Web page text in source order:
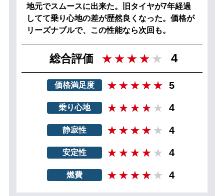
地元でスムースに出来た。旧タイヤが7年経過
してて乗り心地の差が歴然良くなった。価格が
リーズナブルで、この性能なら次回も。
総合評価 4
価格満足度 5
乗り心地 4
静寂性 4
安定性 4
燃費 4